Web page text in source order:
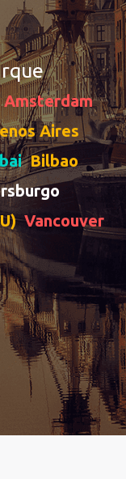
Amsterdam
Aires
Bilbao
Vancouver